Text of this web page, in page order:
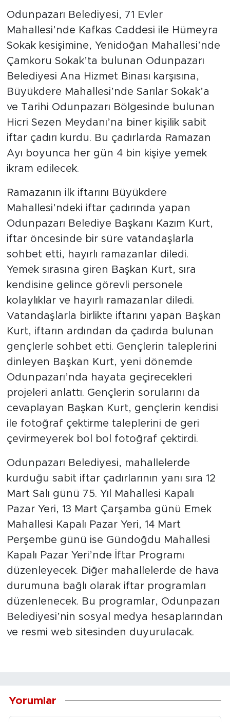
Odunpazarı Belediyesi, 71 Evler
Mahallesi’nde Kafkas Caddesi ile Hümeyra
Sokak kesişimine, Yenidoğan Mahallesi’nde
Çamkoru Sokak’ta bulunan Odunpazarı
Belediyesi Ana Hizmet Binası karşısına,
Büyükdere Mahallesi’nde Sarılar Sokak’a
ve Tarihi Odunpazarı Bölgesinde bulunan
Hicri Sezen Meydanı’na biner kişilik sabit
iftar çadırı kurdu. Bu çadırlarda Ramazan
Ayı boyunca her gün 4 bin kişiye yemek
ikram edilecek.
Ramazanın ilk iftarını Büyükdere
Mahallesi’ndeki iftar çadırında yapan
Odunpazarı Belediye Başkanı Kazım Kurt,
iftar öncesinde bir süre vatandaşlarla
sohbet etti, hayırlı ramazanlar diledi.
Yemek sırasına giren Başkan Kurt, sıra
kendisine gelince görevli personele
kolaylıklar ve hayırlı ramazanlar diledi.
Vatandaşlarla birlikte iftarını yapan Başkan
Kurt, iftarın ardından da çadırda bulunan
gençlerle sohbet etti. Gençlerin taleplerini
dinleyen Başkan Kurt, yeni dönemde
Odunpazarı’nda hayata geçirecekleri
projeleri anlattı. Gençlerin sorularını da
cevaplayan Başkan Kurt, gençlerin kendisi
ile fotoğraf çektirme taleplerini de geri
çevirmeyerek bol bol fotoğraf çektirdi.
Odunpazarı Belediyesi, mahallelerde
kurduğu sabit iftar çadırlarının yanı sıra 12
Mart Salı günü 75. Yıl Mahallesi Kapalı
Pazar Yeri, 13 Mart Çarşamba günü Emek
Mahallesi Kapalı Pazar Yeri, 14 Mart
Perşembe günü ise Gündoğdu Mahallesi
Kapalı Pazar Yeri’nde İftar Programı
düzenleyecek. Diğer mahallelerde de hava
durumuna bağlı olarak iftar programları
düzenlenecek. Bu programlar, Odunpazarı
Belediyesi’nin sosyal medya hesaplarından
ve resmi web sitesinden duyurulacak.
Yorumlar